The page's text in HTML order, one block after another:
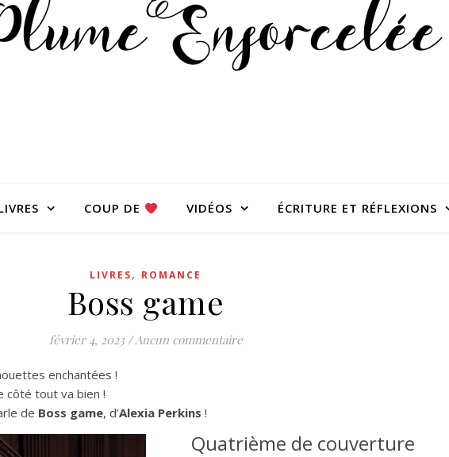
COUP DE VIDÉOS ÉCRITURE ET RÉFLEXIONS
LIVRES, ROMANCE
Boss game
février 4, 2023 /Aucun commentaire
enchantées !
côté tout va bien !
de Boss game, d’Alexia Perkins !
Quatrième de couverture